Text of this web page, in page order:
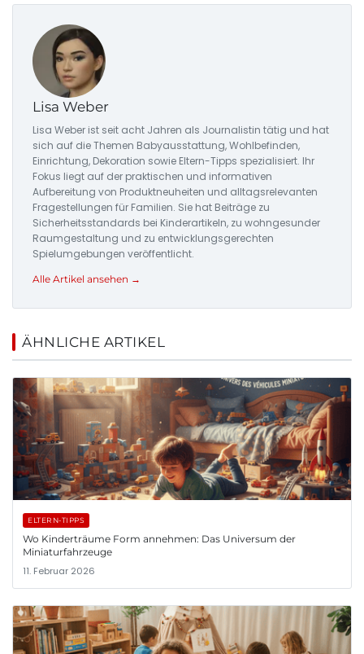
Lisa Weber
Lisa Weber ist seit acht Jahren als Journalistin tätig und hat
sich auf die Themen Babyausstattung, Wohlbefinden,
Einrichtung, Dekoration sowie Eltern-Tipps spezialisiert. Ihr
Fokus liegt auf der praktischen und informativen
Aufbereitung von Produktneuheiten und alltagsrelevanten
Fragestellungen für Familien. Sie hat Beiträge zu
Sicherheitsstandards bei Kinderartikeln, zu wohngesunder
Raumgestaltung und zu entwicklungsgerechten
Spielumgebungen veröffentlicht.
Alle Artikel ansehen →
ÄHNLICHE ARTIKEL
ELTERN-TIPPS
Wo Kinderträume Form annehmen: Das Universum der
Miniaturfahrzeuge
11. Februar 2026